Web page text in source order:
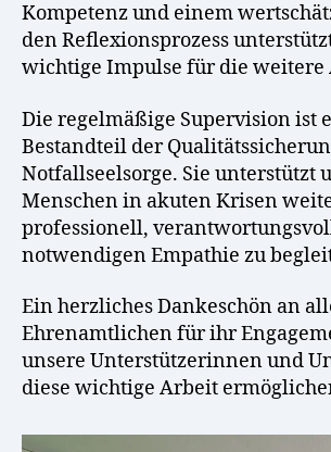
Kompetenz und einem
den Reflexionsprozess
wichtige Impulse für die weitere
Die regelmäßige Supervision ist
Bestandteil der
Notfallseelsorge. Sie unterstützt
Menschen in akuten Krisen
professionell,
notwendigen Empathie zu
Ein herzliches Dankeschön an
Ehrenamtlichen für ihr
unsere Unterstützerinnen und
diese wichtige Arbeit